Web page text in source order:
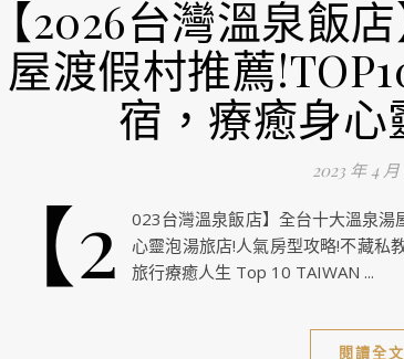
【2026台灣溫泉飯
屋渡假村推薦
宿，療癒身心
2023 年 4 月
【2
023台灣溫泉飯店】全台十大溫泉
心靈泡湯旅店!人氣房型攻略!不藏私
旅行療癒人生 Top 10 TAIWAN ...
閱讀全文